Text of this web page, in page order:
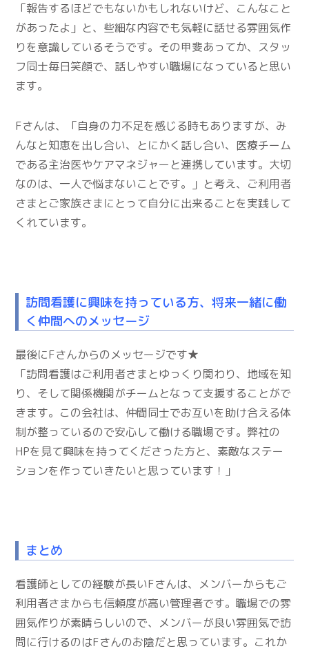
「報告するほどでもないかもしれないけど、こんなこと
があったよ」と、些細な内容でも気軽に話せる雰囲気作
りを意識しているそうです。その甲斐あってか、スタッ
フ同士毎日笑顔で、話しやすい職場になっていると思い
ます。
Fさんは、「自身の力不足を感じる時もありますが、み
んなと知恵を出し合い、とにかく話し合い、医療チーム
である主治医やケアマネジャーと連携しています。大切
なのは、一人で悩まないことです。」と考え、ご利用者
さまとご家族さまにとって自分に出来ることを実践して
くれています。
訪問看護に興味を持っている方、将来一緒に働
く仲間へのメッセージ
最後にFさんからのメッセージです★
「訪問看護はご利用者さまとゆっくり関わり、地域を知
り、そして関係機関がチームとなって支援することがで
きます。この会社は、仲間同士でお互いを助け合える体
制が整っているので安心して働ける職場です。弊社の
HPを見て興味を持ってくださった方と、素敵なステー
ションを作っていきたいと思っています！」
まとめ
看護師としての経験が長いFさんは、メンバーからもご
利用者さまからも信頼度が高い管理者です。職場での雰
囲気作りが素晴らしいので、メンバーが良い雰囲気で訪
問に行けるのはFさんのお陰だと思っています。これか